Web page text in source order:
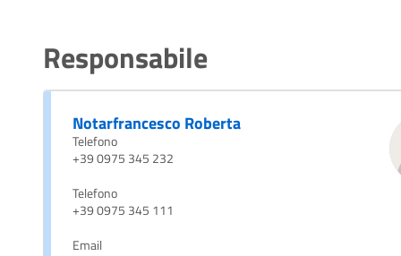
Responsabile
Notarfrancesco Roberta
Telefono
+39 0975 345 232
Telefono
+39 0975 345 111
Email